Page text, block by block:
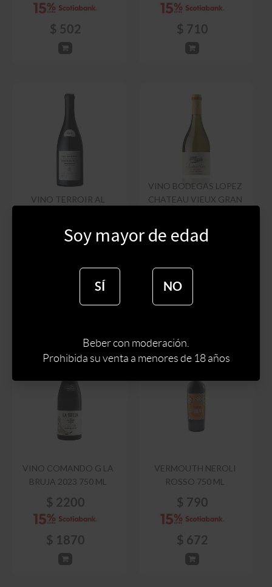
$ 502 $ 710
VINO TERROIR AL
20000
VINO BODEGAS LOPEZ
CHATEAU VIEUX GRAN
$
VINO COMANDO G LA
BRUJA 2023 750 ML
$ 2200
$ 1870
VERMOUTH NEROLI
ROSSO 750 ML
$ 790
$ 672
Soy mayor de edad
SÍ NO
Beber con moderación.
Prohibida su venta a menores de 18 años